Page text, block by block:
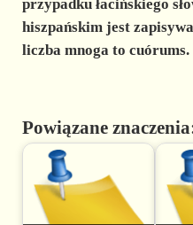
przypadku łacińskiego
hiszpańskim jest
liczba mnoga to cuórums.
Powiązane